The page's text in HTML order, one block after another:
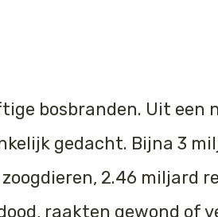
bosbranden. Uit een
gedacht. Bijna 3
2.46 miljard
raakten gewond of